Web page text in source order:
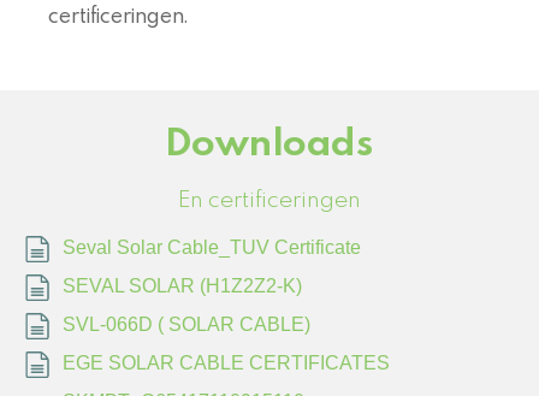
certificeringen.
Downloads
En certificeringen
Seval Solar Cable_TUV Certificate
SEVAL SOLAR (H1Z2Z2-K)
SVL-066D ( SOLAR CABLE)
EGE SOLAR CABLE CERTIFICATES